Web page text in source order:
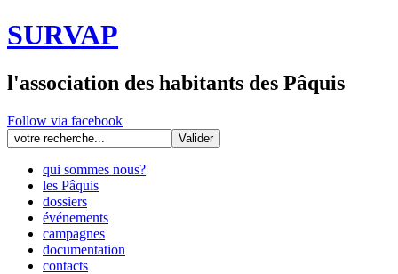
SURVAP
l'association des habitants des Pâquis
Follow via facebook
qui sommes nous?
les Pâquis
dossiers
événements
campagnes
documentation
contacts